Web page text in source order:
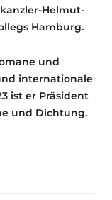
Helmut-
Hamburg.
und
inter­nationale
ist er Präsident
und Dichtung.